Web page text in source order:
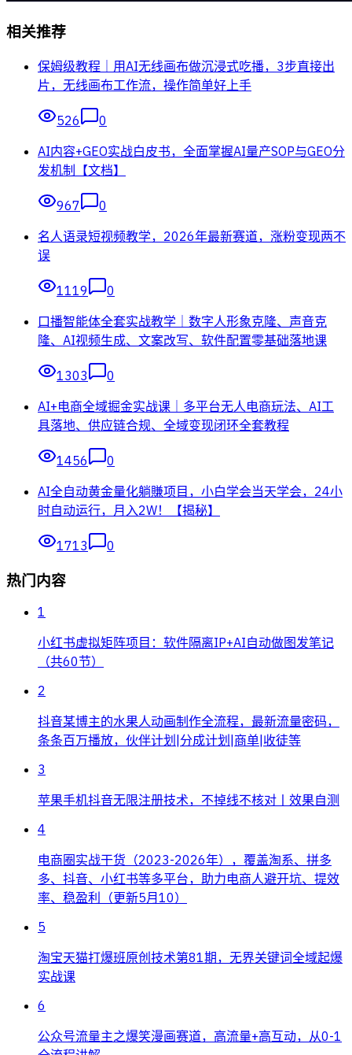
相关推荐
保姆级教程｜用AI无线画布做沉浸式吃播，3步直接出
片，无线画布工作流，操作简单好上手
526
0
AI内容+GEO实战白皮书，全面掌握AI量产SOP与GEO分
发机制【文档】
967
0
名人语录短视频教学，2026年最新赛道，涨粉变现两不
误
1119
0
口播智能体全套实战教学｜数字人形象克隆、声音克
隆、AI视频生成、文案改写、软件配置零基础落地课
1303
0
AI+电商全域掘金实战课｜多平台无人电商玩法、AI工
具落地、供应链合规、全域变现闭环全套教程
1456
0
AI全自动黄金量化躺賺项目，小白学会当天学会，24小
时自动运行，月入2W！【揭秘】
1713 0
热门内容
1
小红书虚拟矩阵项目：软件隔离IP+AI自动做图发笔记
（共60节）
2
抖音某博主的水果人动画制作全流程，最新流量密码，
条条百万播放，伙伴计划|分成计划|商单|收徒等
3
苹果手机抖音无限注册技术，不掉线不核对丨效果自测
4
电商圈实战干货（2023-2026年），覆盖淘系、拼多
多、抖音、小红书等多平台，助力电商人避开坑、提效
率、稳盈利（更新5月10）
5
淘宝天猫打爆班原创技术第81期，无界关键词全域起爆
实战课
6
公众号流量主之爆笑漫画赛道，高流量+高互动，从0-1